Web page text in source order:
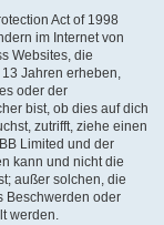
Act of 1998
im Internet von
Websites, die
Jahren erheben,
oder der
bist, ob dies auf dich
zutrifft, ziehe einen
Limited und der
kann und nicht die
außer solchen, die
Beschwerden oder
werden.